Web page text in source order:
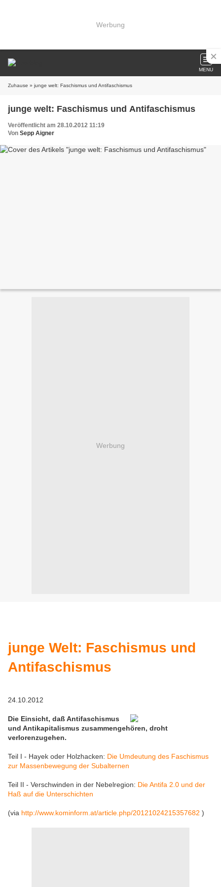
Werbung
MENU
Zuhause » junge welt: Faschismus und Antifaschismus
junge welt: Faschismus und Antifaschismus
Veröffentlicht am 28.10.2012 11:19
Von Sepp Aigner
Werbung
junge Welt: Faschismus und
Antifaschismus
24.10.2012
Die Einsicht, daß Antifaschismus
und Antikapitalismus zusammengehören, droht
verlorenzugehen.
Teil I - Hayek oder Holzhacken: Die Umdeutung des Faschismus
zur Massenbewegung der Subalternen
Teil II - Verschwinden in der Nebelregion: Die Antifa 2.0 und der
Haß auf die Unterschichten
(via http://www.kominform.at/article.php/20121024215357682 )